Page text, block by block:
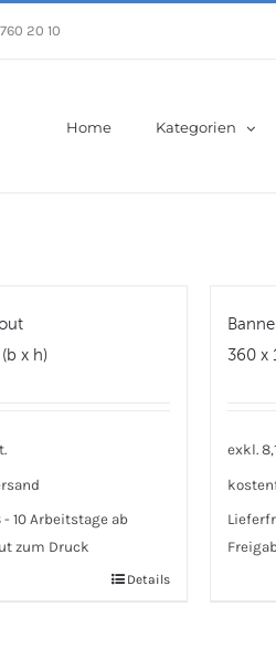
20 10
Home Kategorien
x h)
- 10 Arbeitstage ab
zum Druck
Details
360 x
exkl.